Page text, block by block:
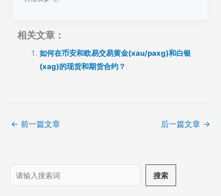
相关文章：
如何在币安和欧易交易黄金(xau/paxg)和白银
(xag)的现货和期货合约？
← 前一篇文章 后一篇文章 →
搜
索
搜索